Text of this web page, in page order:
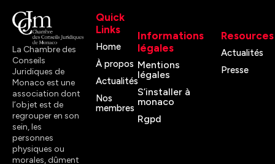
La Chambre des
Conseils
Juridiques de
Monaco est une
association dont
l’objet est de
regrouper en son
sein, les
personnes
physiques ou
morales, dûment
Quick
Links
Home
À propos
Actualités
Nos
membres
Informations
légales
Mentions
légales
S’installer à
monaco
Rgpd
Resources
Actualités
Presse